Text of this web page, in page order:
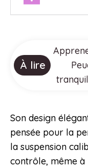
À lire
Son design
pensée pour la
la suspension
contrôle, même à